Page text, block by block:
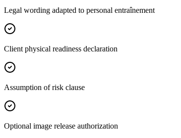
Legal wording adapted to personal entraînement
Client physical readiness declaration
Assumption of risk clause
Optional image release authorization